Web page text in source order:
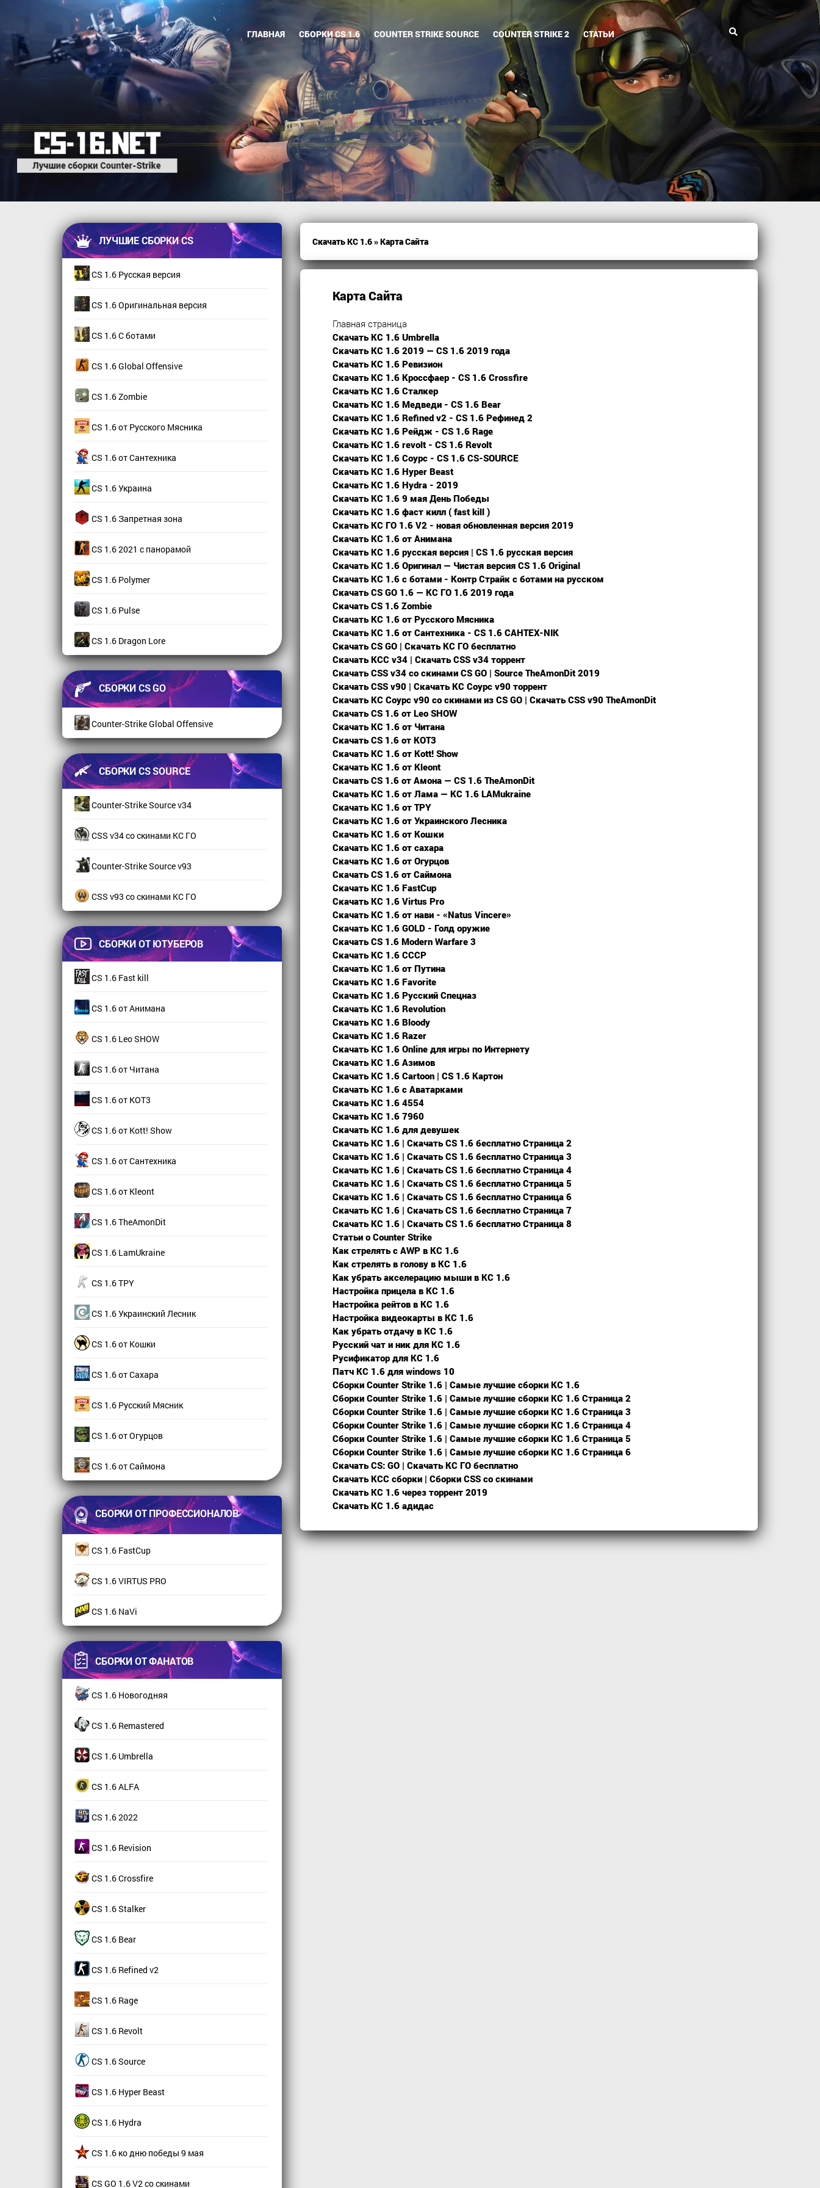
ГЛАВНАЯ СБОРКИ CS 1.6 COUNTER STRIKE SOURCE COUNTER STRIKE 2 СТАТЬИ
ЛУЧШИЕ СБОРКИ CS
CS 1.6 Русская версия
CS 1.6 Оригинальная версия
CS 1.6 С ботами
CS 1.6 Global Offensive
CS 1.6 Zombie
CS 1.6 от Русского Мясника
CS 1.6 от Сантехника
CS 1.6 Украина
CS 1.6 Запретная зона
CS 1.6 2021 с панорамой
CS 1.6 Polymer
CS 1.6 Pulse
CS 1.6 Dragon Lore
СБОРКИ CS GO
Counter-Strike Global Offensive
СБОРКИ CS SOURCE
Counter-Strike Source v34
CSS v34 со скинами КС ГО
Counter-Strike Source v93
CSS v93 со скинами КС ГО
СБОРКИ ОТ ЮТУБЕРОВ
CS 1.6 Fast kill
CS 1.6 от Анимана
CS 1.6 Leo SHOW
CS 1.6 от Читана
CS 1.6 от КОТ3
CS 1.6 от Kott! Show
CS 1.6 от Сантехника
CS 1.6 от Kleont
CS 1.6 TheAmonDit
CS 1.6 LamUkraine
CS 1.6 TPY
CS 1.6 Украинский Лесник
CS 1.6 от Кошки
CS 1.6 от Сахара
CS 1.6 Русский Мясник
CS 1.6 от Огурцов
CS 1.6 от Саймона
СБОРКИ ОТ ПРОФЕССИОНАЛОВ
CS 1.6 FastCup
CS 1.6 VIRTUS PRO
CS 1.6 NaVi
СБОРКИ ОТ ФАНАТОВ
CS 1.6 Новогодняя
CS 1.6 Remastered
CS 1.6 Umbrella
CS 1.6 ALFA
CS 1.6 2022
CS 1.6 Revision
CS 1.6 Crossfire
CS 1.6 Stalker
CS 1.6 Bear
CS 1.6 Refined v2
CS 1.6 Rage
CS 1.6 Revolt
CS 1.6 Source
CS 1.6 Hyper Beast
CS 1.6 Hydra
CS 1.6 ко дню победы 9 мая
CS GO 1.6 V2 со скинами
Скачать КС 1.6» Карта Сайта
Карта Сайта
Главная страница
Скачать КС 1.6 Umbrella
Скачать КС 1.6 2019 — CS 1.6 2019 года
Скачать КС 1.6 Ревизион
Скачать КС 1.6 Кроссфаер - CS 1.6 Crossfire
Скачать КС 1.6 Сталкер
Скачать КС 1.6 Медведи - CS 1.6 Bear
Скачать КС 1.6 Refined v2 - CS 1.6 Рефинед 2
Скачать КС 1.6 Рейдж - CS 1.6 Rage
Скачать КС 1.6 revolt - CS 1.6 Revolt
Скачать КС 1.6 Соурс - CS 1.6 CS-SOURCE
Скачать КС 1.6 Hyper Beast
Скачать КС 1.6 Hydra - 2019
Скачать КС 1.6 9 мая День Победы
Скачать КС 1.6 фаст килл ( fast kill )
Скачать КС ГО 1.6 V2 - новая обновленная версия 2019
Скачать КС 1.6 от Анимана
Скачать КС 1.6 русская версия | CS 1.6 русская версия
Скачать КС 1.6 Оригинал — Чистая версия CS 1.6 Original
Скачать КС 1.6 с ботами - Контр Страйк с ботами на русском
Скачать CS GO 1.6 — КС ГО 1.6 2019 года
Скачать CS 1.6 Zombie
Скачать КС 1.6 от Русского Мясника
Скачать КС 1.6 от Сантехника - CS 1.6 CAHTEX-NIK
Скачать CS GO | Скачать КС ГО бесплатно
Скачать КСС v34 | Скачать CSS v34 торрент
Скачать CSS v34 со скинами CS GO | Source TheAmonDit 2019
Скачать CSS v90 | Скачать КС Соурс v90 торрент
Скачать КС Соурс v90 со скинами из CS GO | Скачать CSS v90 TheAmonDit
Скачать CS 1.6 от Leo SHOW
Скачать КС 1.6 от Читана
Скачать CS 1.6 от КОТ3
Скачать КС 1.6 от Kott! Show
Скачать КС 1.6 от Kleont
Скачать CS 1.6 от Амона — CS 1.6 TheAmonDit
Скачать КС 1.6 от Лама — КС 1.6 LAMukraine
Скачать КС 1.6 от TPY
Скачать КС 1.6 от Украинского Лесника
Скачать КС 1.6 от Кошки
Скачать КС 1.6 от сахара
Скачать КС 1.6 от Огурцов
Скачать CS 1.6 от Cаймона
Скачать КС 1.6 FastCup
Скачать КС 1.6 Virtus Pro
Скачать КС 1.6 от нави - «Natus Vincere»
Скачать КС 1.6 GOLD - Голд оружие
Скачать CS 1.6 Modern Warfare 3
Скачать КС 1.6 СССР
Скачать КС 1.6 от Путина
Скачать КС 1.6 Favorite
Скачать КС 1.6 Русский Спецназ
Скачать КС 1.6 Revolution
Скачать КС 1.6 Bloody
Скачать КС 1.6 Razer
Скачать КС 1.6 Online для игры по Интернету
Скачать КС 1.6 Азимов
Скачать КС 1.6 Cartoon | CS 1.6 Картон
Скачать КС 1.6 с Аватарками
Скачать КС 1.6 4554
Скачать КС 1.6 7960
Скачать КС 1.6 для девушек
Скачать КС 1.6 | Скачать CS 1.6 бесплатно Страница 2
Скачать КС 1.6 | Скачать CS 1.6 бесплатно Страница 3
Скачать КС 1.6 | Скачать CS 1.6 бесплатно Страница 4
Скачать КС 1.6 | Скачать CS 1.6 бесплатно Страница 5
Скачать КС 1.6 | Скачать CS 1.6 бесплатно Страница 6
Скачать КС 1.6 | Скачать CS 1.6 бесплатно Страница 7
Скачать КС 1.6 | Скачать CS 1.6 бесплатно Страница 8
Статьи о Counter Strike
Как стрелять с AWP в КС 1.6
Как стрелять в голову в КС 1.6
Как убрать акселерацию мыши в КС 1.6
Настройка прицела в КС 1.6
Настройка рейтов в КС 1.6
Настройка видеокарты в КС 1.6
Как убрать отдачу в КС 1.6
Русский чат и ник для КС 1.6
Русификатор для КС 1.6
Патч КС 1.6 для windows 10
Сборки Counter Strike 1.6 | Самые лучшие сборки КС 1.6
Сборки Counter Strike 1.6 | Самые лучшие сборки КС 1.6 Страница 2
Сборки Counter Strike 1.6 | Самые лучшие сборки КС 1.6 Страница 3
Сборки Counter Strike 1.6 | Самые лучшие сборки КС 1.6 Страница 4
Сборки Counter Strike 1.6 | Самые лучшие сборки КС 1.6 Страница 5
Сборки Counter Strike 1.6 | Самые лучшие сборки КС 1.6 Страница 6
Скачать CS: GO | Скачать КС ГО бесплатно
Скачать КСС сборки | Сборки CSS со скинами
Скачать КС 1.6 через торрент 2019
Скачать КС 1.6 адидас